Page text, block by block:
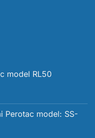
model RL50
Perotac model: SS-